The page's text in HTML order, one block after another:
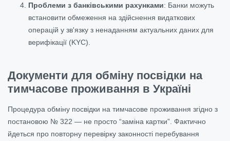
Проблеми з банківськими рахунками: Банки можуть
встановити обмеження на здійснення видаткових
операцій у зв'язку з ненаданням актуальних даних для
верифікації (KYC).
Документи для обміну посвідки на
тимчасове проживання в Україні
Процедура обміну посвідки на тимчасове проживання згідно з
постановою № 322 — не просто “заміна картки”. Фактично
йдеться про повторну перевірку законності перебування